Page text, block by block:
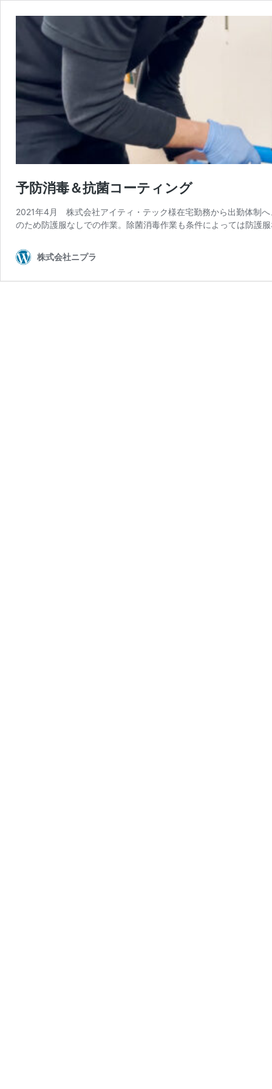
予防消毒＆抗菌コーティング
2021年4月 株式会社アイティ・テック様在宅勤務から出勤体制
のため防護服なしでの作業。除菌消毒作業も条件によっては防護
株式会社ニプラ